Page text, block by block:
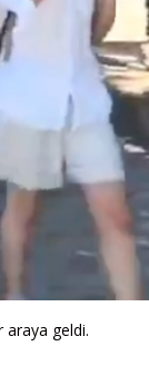
araya geldi.